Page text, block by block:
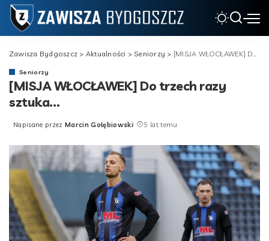
Zawisza Bydgoszcz > Aktualności >Seniorzy > [MISJA WŁOCŁAWEK] Do trzech razy sztuka…
Seniorzy
[MISJA WŁOCŁAWEK] Do trzech razy
sztuka…
Posted
Napisane przez Marcin Gołębiowski 5 lat temu